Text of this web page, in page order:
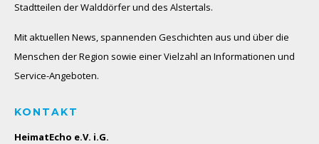
Stadtteilen der Walddörfer und des Alstertals.
Mit aktuellen News, spannenden Geschichten aus und über die
Menschen der Region sowie einer Vielzahl an Informationen und
Service-Angeboten.
KONTAKT
HeimatEcho e.V. i.G.